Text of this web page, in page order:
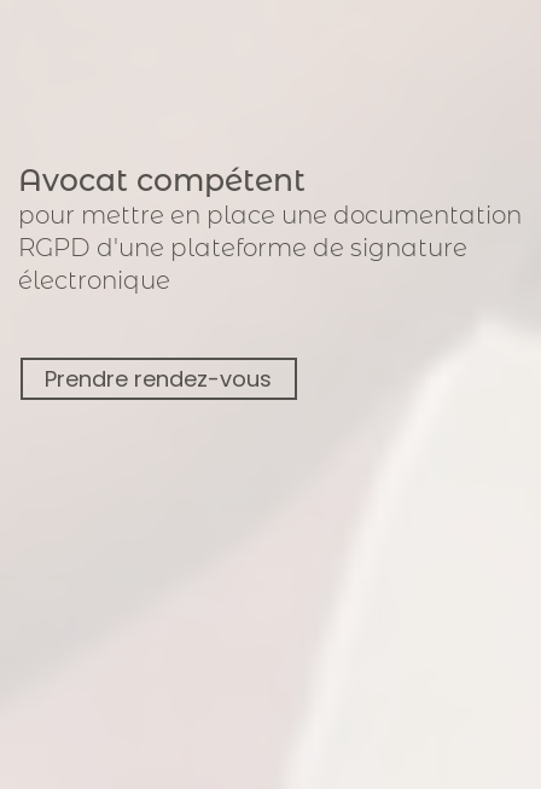
Avocat compétent
pour mettre en place une documentation
RGPD d'une plateforme de signature
électronique
Prendre rendez-vous